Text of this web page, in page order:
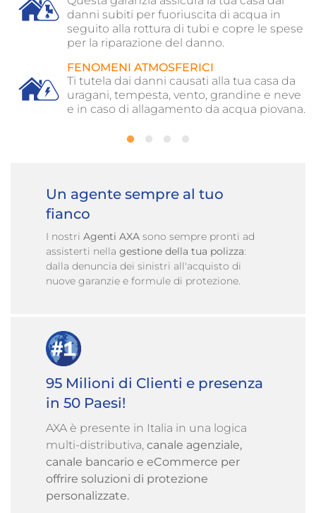
danni subiti per fuoriuscita di acqua in
seguito alla rottura di tubi e copre le spese
per la riparazione del danno.
FENOMENI ATMOSFERICI
Ti tutela dai danni causati alla tua casa da
uragani, tempesta, vento, grandine e neve
e in caso di allagamento da acqua piovana.
Un agente sempre al tuo
fianco
I nostri Agenti AXA sono sempre pronti ad
assisterti nella gestione della tua polizza:
dalla denuncia dei sinistri all'acquisto di
nuove garanzie e formule di protezione.
95 Milioni di Clienti e presenza
in 50 Paesi!
AXA è presente in Italia in una logica
multi-distributiva, canale agenziale,
canale bancario e eCommerce per
offrire soluzioni di protezione
personalizzate.